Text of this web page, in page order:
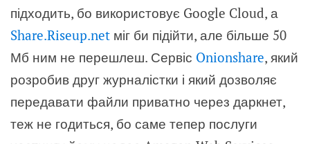
підходить, бо використовує Google Cloud, а
Share.Riseup.net міг би підійти, але більше 50
Мб ним не перешлеш. Сервіс Onionshare, який
розробив друг журналістки і який дозволяє
передавати файли приватно через даркнет,
теж не годиться, бо саме тепер послуги